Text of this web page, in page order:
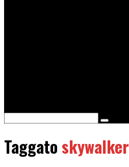
Taggatoskywalker